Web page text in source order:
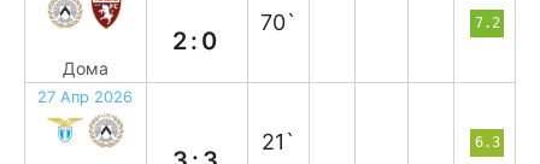
Дома
2:0
70` 7.2
27 Апр 2026
21` 6.3